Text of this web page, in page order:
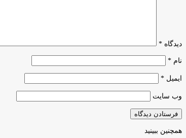
دیدگاه *
نام *
ایمیل *
وب‌ سایت
همچنین ببینید